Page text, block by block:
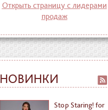
Открыть страницу с лидерами
продаж
НОВИНКИ
Stop Staring! for